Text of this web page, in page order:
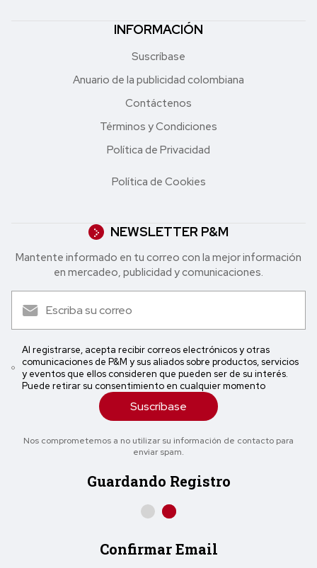
INFORMACIÓN
Suscríbase
Anuario de la publicidad colombiana
Contáctenos
Términos y Condiciones
Política de Privacidad
Política de Cookies
NEWSLETTER P&M
Mantente informado en tu correo con la mejor in formación
en mercadeo, publicidad y comunicaciones.
Al registrarse, acepta recibir correos electrónicos y otras
comunicaciones de P&M y sus aliados sobre productos, servicios
y eventos que ellos consideren que pueden ser de su interés.
Puede retirar su consentimiento en cualquier momento
Suscríbase
Nos comprometemos a no utilizar su información de contacto para
enviar spam.
Guardando Registro
Confirmar Email